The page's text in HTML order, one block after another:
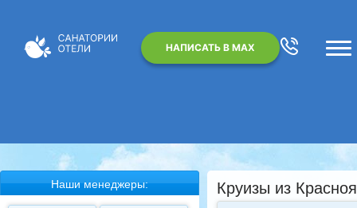
НАПИСАТЬ В MAX
Наши менеджеры: Круизы из